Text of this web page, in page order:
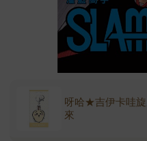
呀哈★吉伊卡哇
來